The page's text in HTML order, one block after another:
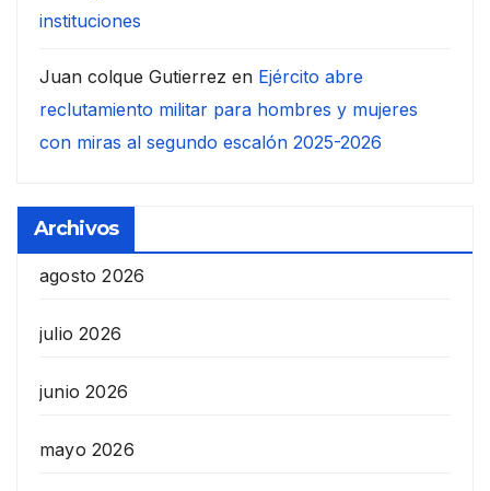
instituciones
Juan colque Gutierrez en Ejército abre
reclutamiento militar para hombres y mujeres
con miras al segundo escalón 2025-2026
Archivos
agosto 2026
julio 2026
junio 2026
mayo 2026